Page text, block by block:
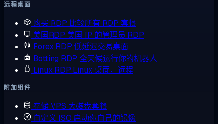
远程桌面
购买 RDP 比较所有 RDP 套餐
美国RDP 美国 IP 的管理员 RDP
Forex RDP 低延迟交易桌面
Botting RDP 全天候运行你的机器人
Linux RDP Linux 桌面，远程
附加组件
存储 VPS 大磁盘套餐
自定义 ISO 启动你自己的镜像